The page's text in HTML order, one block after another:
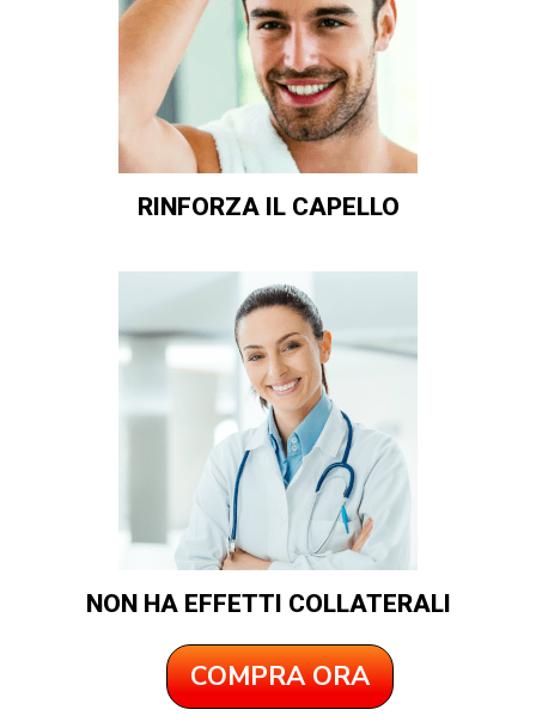
RINFORZA IL CAPELLO
NON HA EFFETTI COLLATERALI
COMPRA ORA